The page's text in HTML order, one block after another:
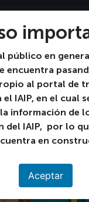
público en
encuentra
al portal de
IAIP, en el cual
información de
del IAIP, por lo
en
Aceptar